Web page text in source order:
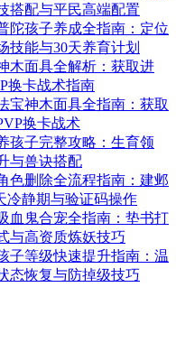
搭配与平民高端配置
陀孩子养成全指南：定位
技能与30天养育计划
木面具全解析：获取进
换卡战术指南
宝神木面具全指南：获取
换卡战术
孩子完整攻略：生育领
与兽诀搭配
色删除全流程指南：建邺
冷静期与验证码操作
血鬼合宠全指南：垫书打
与高资质炼妖技巧
子等级快速提升指南：温
态恢复与防掉级技巧